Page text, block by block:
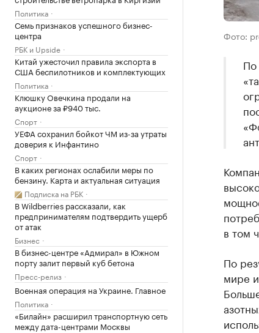
Политика
Семь признаков успешного бизнес-
центра
РБК и Upside
Китай ужесточил правила экспорта в
США беспилотников и комплектующих
Политика
Клюшку Овечкина продали на
аукционе за ₽940 тыс.
Спорт
УЕФА сохранил бойкот ЧМ из-за утраты
доверия к Инфантино
Спорт
В каких регионах ослабили меры по
бензину. Карта и актуальная ситуация
Подписка на РБК
В Wildberries рассказали, как
предпринимателям подтвердить ущерб
от атак
Бизнес
В бизнес-центре «Адмирал» в Южном
порту залит первый куб бетона
Пресс-релиз
Военная операция на Украине. Главное
Политика
«Билайн» расширил транспортную сеть
между дата-центрами Москвы
Фото:
По
в том
По
мире